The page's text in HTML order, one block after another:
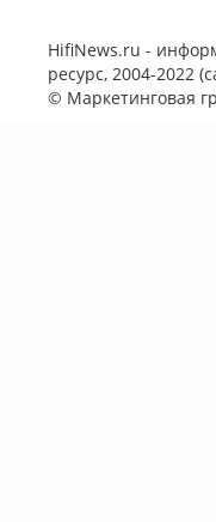
HifiNews.ru -
ресурс, 2004-2022
© Маркетинговая